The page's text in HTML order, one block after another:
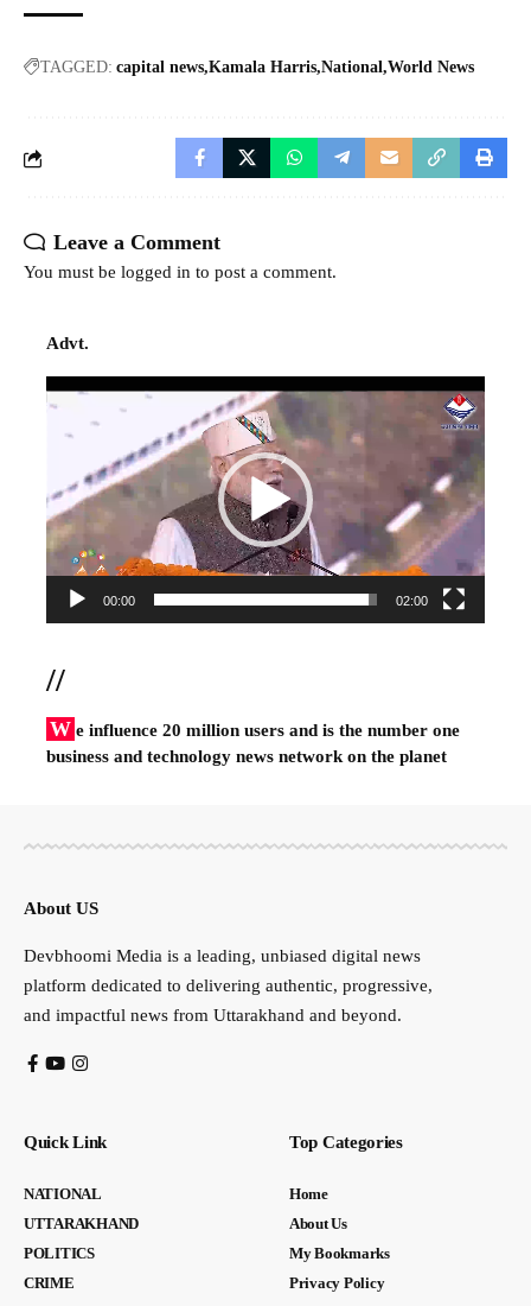
TAGGED: capital news Kamala Harris National World News
Leave a Comment
You must be logged in to post a comment.
Advt.
Video
00:00 02:00
//
W e influence 20 million users and is the number one
business and technology news network on the planet
About US
Devbhoomi Media is a leading, unbiased digital news
platform dedicated to delivering authentic, progressive,
and impactful news from Uttarakhand and beyond.
Quick Link
NATIONAL
UTTARAKHAND
POLITICS
CRIME
Top Categories
Home
About Us
My Bookmarks
Privacy Policy